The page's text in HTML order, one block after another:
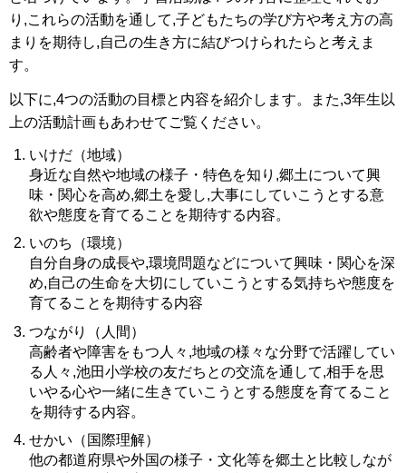
り,これらの活動を通して,子どもたちの学び方や考え方の高
まりを期待し,自己の生き方に結びつけられたらと考えま
す。
以下に,4つの活動の目標と内容を紹介します。また,3年生以
上の活動計画もあわせてご覧ください。
いけだ（地域）
身近な自然や地域の様子・特色を知り,郷土について興
味・関心を高め,郷土を愛し,大事にしていこうとする意
欲や態度を育てることを期待する内容。
いのち（環境）
自分自身の成長や,環境問題などについて興味・関心を深
め,自己の生命を大切にしていこうとする気持ちや態度を
育てることを期待する内容
つながり（人間）
高齢者や障害をもつ人々,地域の様々な分野で活躍してい
る人々,池田小学校の友だちとの交流を通して,相手を思
いやる心や一緒に生きていこうとする態度を育てること
を期待する内容。
せかい（国際理解）
他の都道府県や外国の様子・文化等を郷土と比較しなが